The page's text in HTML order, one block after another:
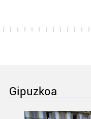
Gipuzkoa